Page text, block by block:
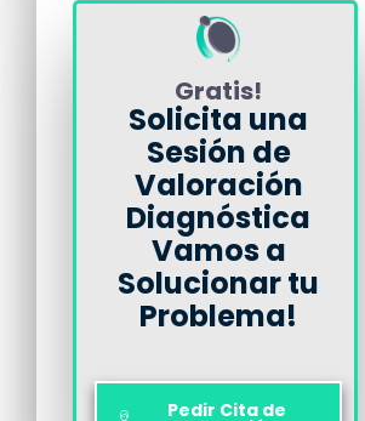
Gratis!
Solicita una
Sesión de
Valoración
Diagnóstica
Vamos a
Solucionar tu
Problema!
Pedir Cita de